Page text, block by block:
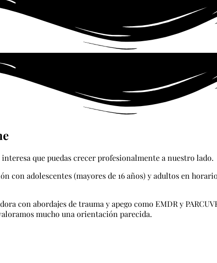
que puedas crecer profesionalmente a nuestro lado.
con adolescentes (mayores de 16 años) y adultos en
con abordajes de trauma y apego como EMDR y
mucho una orientación parecida.